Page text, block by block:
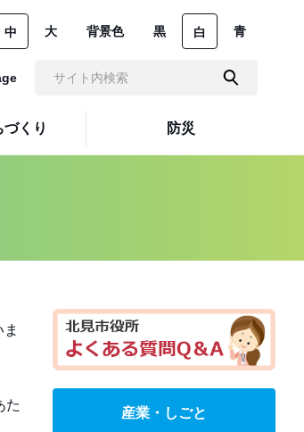
くり 防災
中 大 背景色 黒 白 青
た
産業・しごと